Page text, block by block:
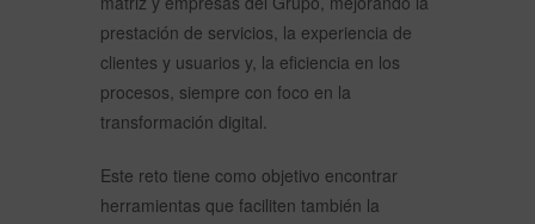
prestación de servicios, la experiencia de
clientes y usuarios y, la eficiencia en los
procesos, siempre con foco en la
transformación digital.
Este reto tiene como objetivo encontrar
herramientas que faciliten también la